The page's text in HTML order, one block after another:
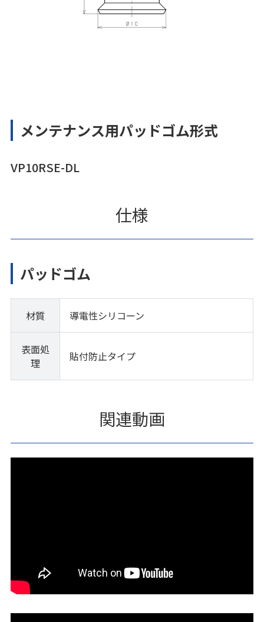
メンテナンス用パッドゴム形式
VP10RSE-DL
仕様
パッドゴム
材質 導電性シリコーン
表面処
理
貼付防止タイプ
関連動画